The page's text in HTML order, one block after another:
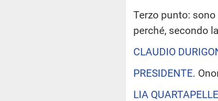
Terzo punto:
perché, secondo
CLAUDIO
PRESIDENTE.
LIA